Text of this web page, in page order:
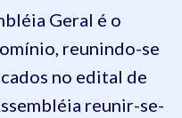
Geral é o
reunindo-se
no edital de
reunir-se-